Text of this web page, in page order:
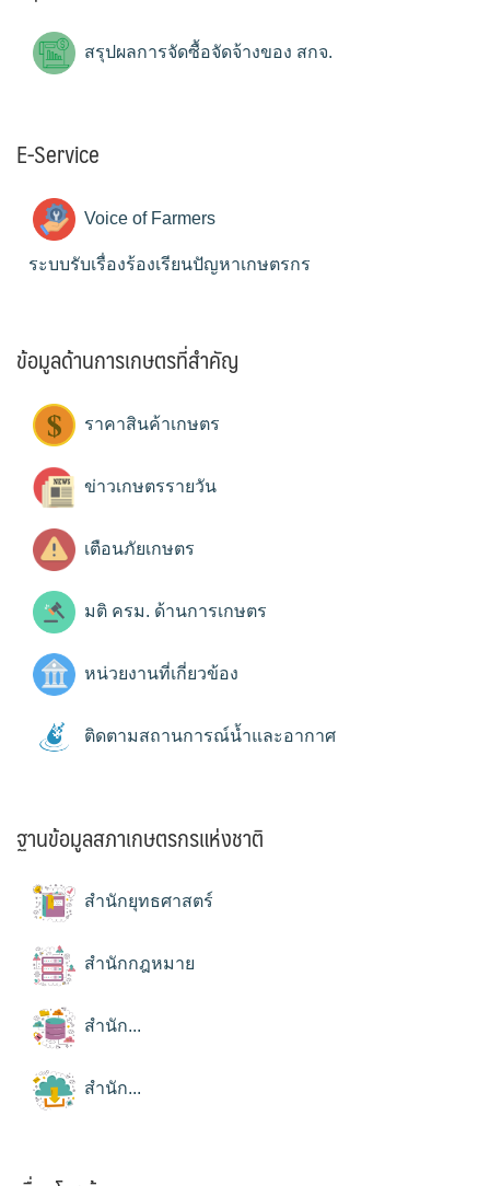
สรุปผลการจัดซื้อจัดจ้างของ สกจ.
E-Service
Voice of Farmers
ระบบรับเรื่องร้องเรียนปัญหาเกษตรกร
ข้อมูลด้านการเกษตรที่สำคัญ
ราคาสินค้าเกษตร
ข่าวเกษตรรายวัน
เตือนภัยเกษตร
มติ ครม. ด้านการเกษตร
หน่วยงานที่เกี่ยวข้อง
ติดตามสถานการณ์น้ำและอากาศ
ฐานข้อมูลสภาเกษตรกรแห่งชาติ
สำนักยุทธศาสตร์
สำนักกฎหมาย
สำนัก...
สำนัก...